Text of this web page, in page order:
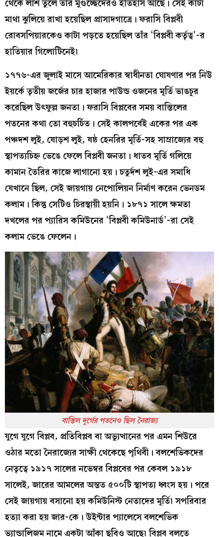
থেকে লাশ তুলে তাঁর মুণ্ডচ্ছেদেরও ইতিহাস আছে। সেই কাটা
মাথা ঝুলিয়ে রাখা হয়েছিল প্রাসাদগাত্রে। ফরাসি বিপ্লবী
রোবসপিয়ারকেও কাটা পড়তে হয়েছিল তাঁর ‘বিপ্লবী কর্তৃত্ব’-র
হাতিয়ার গিলোটিনেই৷
১৭৭৬-এর জুলাই মাসে আমেরিকার স্বাধীনতা ঘোষণার পর নিউ
ইয়র্কে তৃতীয় জর্জের চার হাজার পাউন্ড ওজনের মূর্তি ভাঙচুর
করেছিল উৎফুল্ল জনতা। ফরাসি বিপ্লবের সময় বাস্তিলের
পতনের কথা তো বহুচর্চিত। সেই কালপর্বেই একের পর এক
পঞ্চদশ লুই, ষোড়শ লুই, ষষ্ঠ হেনরির মূর্তি-সহ সাম্রাজ্যের বহু
স্থাপত্যচিহ্ন ভেঙে ফেলে বিপ্লবী জনতা। ধাতব মূর্তি গলিয়ে
কামান তৈরির কাজে লাগানো হয়। চতুর্দশ লুই-এর সমাধি
যেখানে ছিল, সেই জায়গায় নেপোলিয়ন নির্মাণ করেন ভেনডম
কলাম। কিন্তু সেটিও চিরস্থায়ী হয়নি। ১৮৭১ সালে ক্ষমতা
দখলের পর প্যারিস কমিউনের ‘বিপ্লবী কমিউনার্ড’-রা সেই
কলাম ভেঙে ফেলেন।
বাস্তিল দুর্গের পতনেও ছিল নৈরাজ্য
যুগে যুগে বিপ্লব, প্রতিবিপ্লব বা অভ্যুত্থানের পর এমন শিউরে
ওঠার মতো নৈরাজ্যের সাক্ষী থেকেছে পৃথিবী। বলশেভিকদের
নেতৃত্বে ১৯১৭ সালের নভেম্বর বিপ্লবের পর কেবল ১৯১৮
সালেই, জারের আমলের অন্তত ৫০০টি স্থাপত্য ধ্বংস হয়। পরে
সেই জায়গায় বসানো হয় কমিউনিস্ট নেতাদের মূর্তি৷ সপরিবার
হত্যা করা হয় জার-কে। উইন্টার প্যালেসে বলশেভিক
ভ্যান্ডালিজম নামে একটা আঁকা ছবিও আছে৷ বিপ্লব বলতে